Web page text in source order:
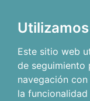
Este sitio web
de seguimiento
navegación
la